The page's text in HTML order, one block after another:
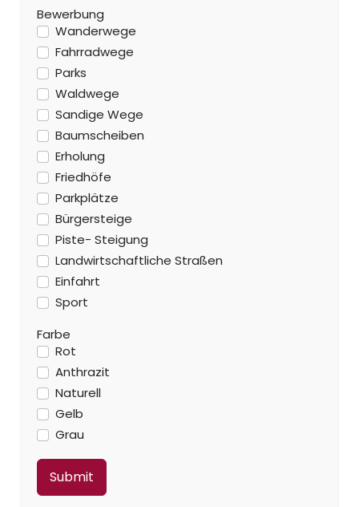
Bewerbung
Wanderwege
Fahrradwege
Parks
Waldwege
Sandige Wege
Baumscheiben
Erholung
Friedhöfe
Parkplätze
Bürgersteige
Piste- Steigung
Landwirtschaftliche Straßen
Einfahrt
Sport
Farbe
Rot
Anthrazit
Naturell
Gelb
Grau